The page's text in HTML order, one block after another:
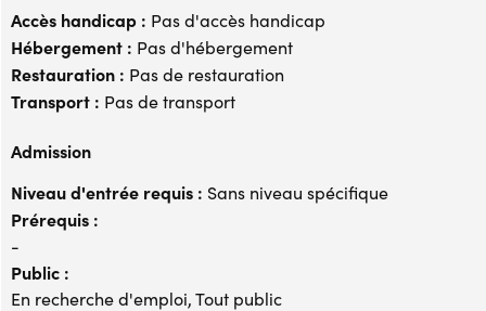
Accès handicap : Pas d'accès handicap
Hébergement : Pas d'hébergement
Restauration : Pas de restauration
Transport : Pas de transport
Admission
Niveau d'entrée requis : Sans niveau spécifique
Prérequis :
-
Public :
En recherche d'emploi, Tout public